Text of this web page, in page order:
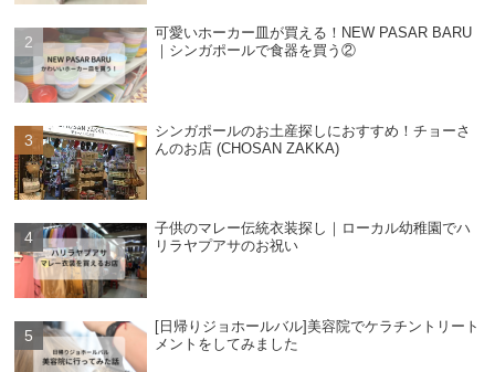
可愛いホーカー皿が買える！NEW PASAR BARU
｜シンガポールで食器を買う②
シンガポールのお土産探しにおすすめ！チョーさ
んのお店 (CHOSAN ZAKKA)
子供のマレー伝統衣装探し｜ローカル幼稚園でハ
リラヤプアサのお祝い
[日帰りジョホールバル]美容院でケラチントリート
メントをしてみました